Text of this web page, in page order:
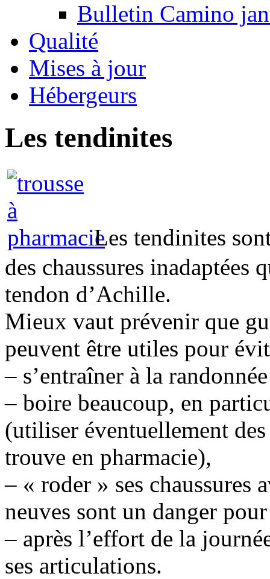
Bulletin Camino
Qualité
Mises à jour
Hébergeurs
Les tendinites
Les tendinites
des chaussures inadaptées
tendon d’Achille.
Mieux vaut prévenir que
peuvent être utiles pour
– s’entraîner à la
– boire beaucoup, en
(utiliser éventuellement
trouve en pharmacie),
– « roder » ses chaussures
neuves sont un danger
– après l’effort de la
ses articulations.